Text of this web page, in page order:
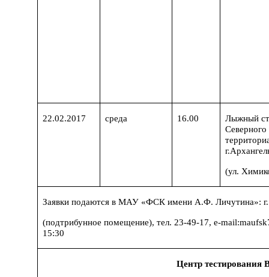
22.02.2017 среда 16.00
Лыжный
Северного
(ул.
Заявки подаются в МАУ «ФСК имени А.Ф. Личутина»: г.
(подтрибунное помещение), тел. 23-49-17, e-mail:maufsk
15:30
Центр